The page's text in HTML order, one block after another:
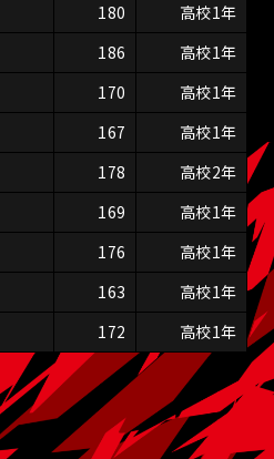
180
高校1年
186
高校1年
170
高校1年
167
高校1年
178
高校2年
169
高校1年
176
高校1年
163
高校1年
172 高校1年